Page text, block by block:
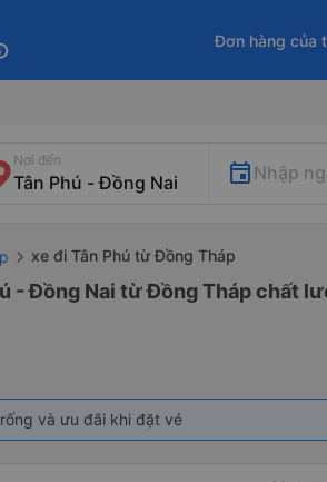
Đơn hàng của
Nơi đến
Nhập
xe đi Tân Phú từ Đồng Tháp
- Đồng Nai từ Đồng Tháp chất
và ưu đãi khi đặt vé